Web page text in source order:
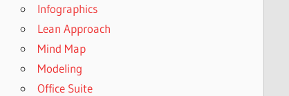
Infographics
Lean Approach
Mind Map
Modeling
Office Suite